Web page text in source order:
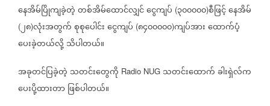
နေအိမ်ပြိုကျခဲ့တဲ့တစ်အိမ်ထောင်လျှင်ငွေကျပ် (၃၀၀၀၀၀)စီဖြင့်နေအိမ်
(၂၈)လုံးအတွက်စုစုပေါင်းငွေကျပ် (၈၄၀၀၀၀၀)ကျပ်အားထောက်ပံ့
ပေးခဲ့တယ်လို့သိပါတယ်။
အခုတင်ပြခဲ့တဲ့ သတင်းတွေကို Radio NUG သတင်းထောက်ခါးရှဲလ်က
ပေးပို့ထားတာဖြစ်ပါတယ်။